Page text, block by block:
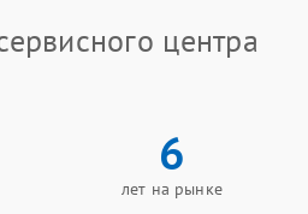
центра
6
лет на рынке